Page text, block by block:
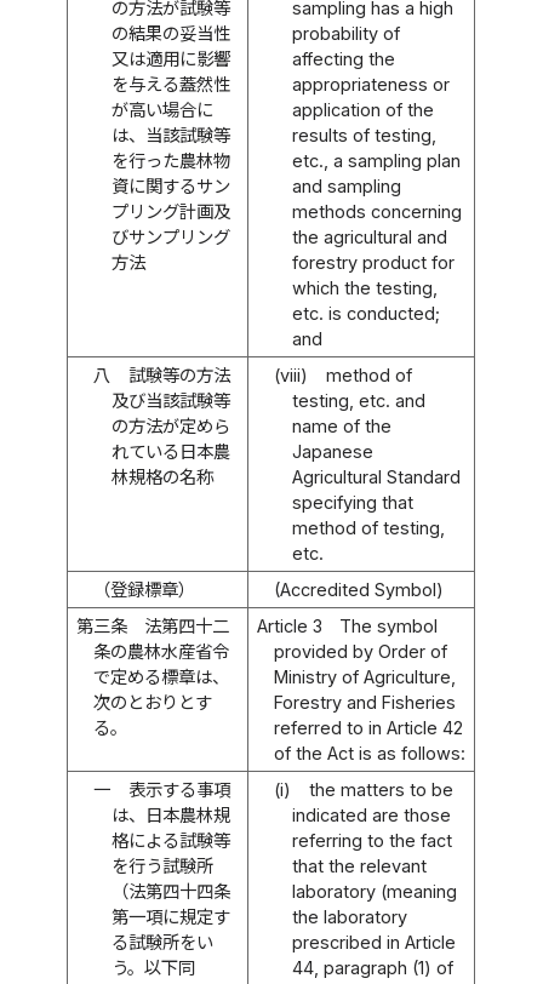
の方法が試験等
の結果の妥当性
又は適用に影響
を与える蓋然性
が高い場合に
は、当該試験等
を行った農林物
資に関するサン
プリング計画及
びサンプリング
方法
sampling has a high
probability of
affecting the
appropriateness or
application of the
results of testing,
etc., a sampling plan
and sampling
methods concerning
the agricultural and
forestry product for
which the testing,
etc. is conducted;
and
八
試験等の方法
及び当該試験等
の方法が定めら
れている日本農
林規格の名称
(viii)
method of
testing, etc. and
name of the
Japanese
Agricultural Standard
specifying that
method of testing,
etc.
（登録標章）
(Accredited Symbol)
第三条
法第四十二
条の農林水産省令
で定める標章は、
次のとおりとす
る。
Article 3
The symbol
provided by Order of
Ministry of Agriculture,
Forestry and Fisheries
referred to in Article 42
of the Act is as follows:
一
表示する事項
は、日本農林規
格による試験等
を行う試験所
（法第四十四条
第一項に規定す
る試験所をい
う。以下同
(i)
the matters to be
indicated are those
referring to the fact
that the relevant
laboratory (meaning
the laboratory
prescribed in Article
44, paragraph (1) of